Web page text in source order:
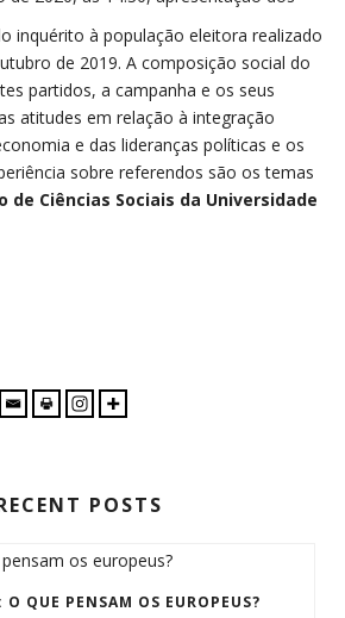
inquérito à população eleitora realizado
de 2019. A composição social do
partidos, a campanha e os seus
atitudes em relação à integração
e das lideranças políticas e os
sobre referendos são os temas
de Ciências Sociais da Universidade
POSTS
QUE PENSAM OS EUROPEUS?